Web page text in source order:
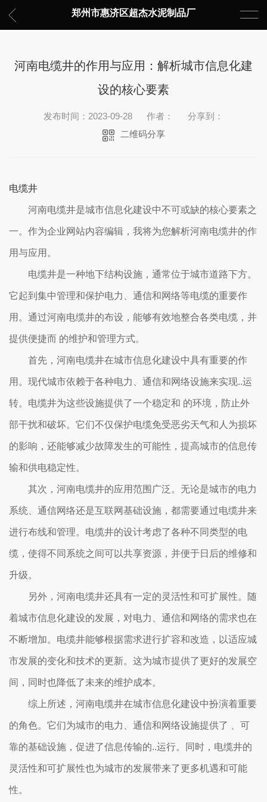
郑州市惠济区超杰水泥制品厂
河南电缆井的作用与应用：解析城市信息化建
设的核心要素
发布时间：2023-09-28 作者：
分享到：
二维码分享
电缆井
河南电缆井是城市信息化建设中不可或缺的核心要素之
一。作为企业网站内容编辑，我将为您解析河南电缆井的作
用与应用。
电缆井是一种地下结构设施，通常位于城市道路下方。
它起到集中管理和保护电力、通信和网络等电缆的重要作
用。通过河南电缆井的布设，能够有效地整合各类电缆，并
提供便捷而 的维护和管理方式。
首先，河南电缆井在城市信息化建设中具有重要的作
用。现代城市依赖于各种电力、通信和网络设施来实现..运
转。电缆井为这些设施提供了一个稳定和 的环境，防止外
部干扰和破坏。它们不仅保护电缆免受恶劣天气和人为损坏
的影响，还能够减少故障发生的可能性，提高城市的信息传
输和供电稳定性。
其次，河南电缆井的应用范围广泛。无论是城市的电力
系统、通信网络还是互联网基础设施，都需要通过电缆井来
进行布线和管理。电缆井的设计考虑了各种不同类型的电
缆，使得不同系统之间可以共享资源，并便于日后的维修和
升级。
另外，河南电缆井还具有一定的灵活性和可扩展性。随
着城市信息化建设的发展，对电力、通信和网络的需求也在
不断增加。电缆井能够根据需求进行扩容和改造，以适应城
市发展的变化和技术的更新。这为城市提供了更好的发展空
间，同时也降低了未来的维护成本。
综上所述，河南电缆井在城市信息化建设中扮演着重要
的角色。它们为城市的电力、通信和网络设施提供了 、可
靠的基础设施，促进了信息传输的..运行。同时，电缆井的
灵活性和可扩展性也为城市的发展带来了更多机遇和可能
性。